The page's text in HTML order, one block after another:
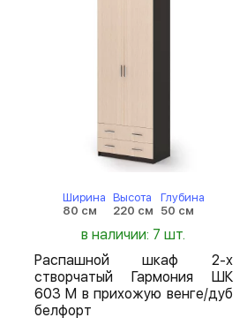
Ширина
80 см
Высота
220 см
Глубина
50 см
в наличии: 7 шт.
Распашной шкаф 2-х
створчатый Гармония ШК
603 М в прихожую венге/дуб
белфорт